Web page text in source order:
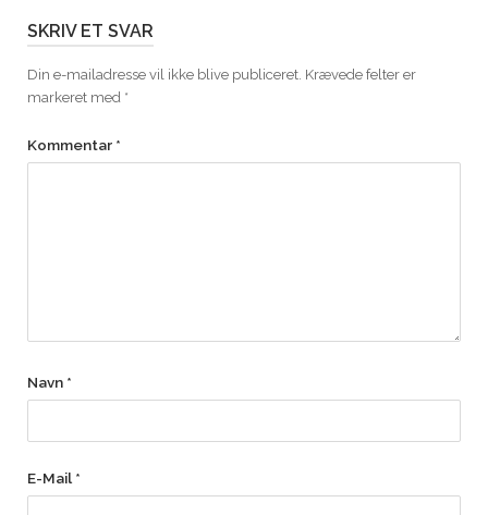
SKRIV ET SVAR
Din e-mailadresse vil ikke blive publiceret. Krævede felter er
markeret med *
Kommentar *
Navn *
E-Mail *